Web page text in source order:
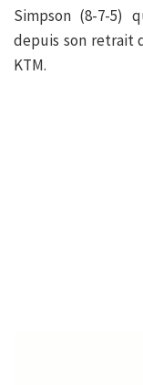
Simpson (8-7-5)
depuis son retrait
KTM.